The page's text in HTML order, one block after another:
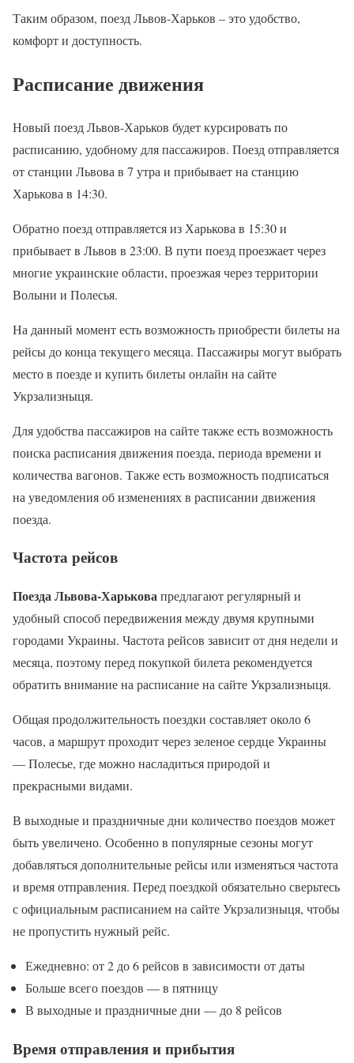
Таким образом, поезд Львов-Харьков – это удобство,
комфорт и доступность.
Расписание движения
Новый поезд Львов-Харьков будет курсировать по
расписанию, удобному для пассажиров. Поезд отправляется
от станции Львова в 7 утра и прибывает на станцию
Харькова в 14:30.
Обратно поезд отправляется из Харькова в 15:30 и
прибывает в Львов в 23:00. В пути поезд проезжает через
многие украинские области, проезжая через территории
Волыни и Полесья.
На данный момент есть возможность приобрести билеты на
рейсы до конца текущего месяца. Пассажиры могут выбрать
место в поезде и купить билеты онлайн на сайте
Укрзализныця.
Для удобства пассажиров на сайте также есть возможность
поиска расписания движения поезда, периода времени и
количества вагонов. Также есть возможность подписаться
на уведомления об изменениях в расписании движения
поезда.
Частота рейсов
Поезда Львова-Харьковапредлагают регулярный и
удобный способ передвижения между двумя крупными
городами Украины. Частота рейсов зависит от дня недели и
месяца, поэтому перед покупкой билета рекомендуется
обратить внимание на расписание на сайте Укрзализныця.
Общая продолжительность поездки составляет около 6
часов, а маршрут проходит через зеленое сердце Украины
— Полесье, где можно насладиться природой и
прекрасными видами.
В выходные и праздничные дни количество поездов может
быть увеличено. Особенно в популярные сезоны могут
добавляться дополнительные рейсы или изменяться частота
и время отправления. Перед поездкой обязательно сверьтесь
с официальным расписанием на сайте Укрзализныця, чтобы
не пропустить нужный рейс.
Ежедневно: от 2 до 6 рейсов в зависимости от даты
Больше всего поездов — в пятницу
В выходные и праздничные дни — до 8 рейсов
Время отправления и прибытия